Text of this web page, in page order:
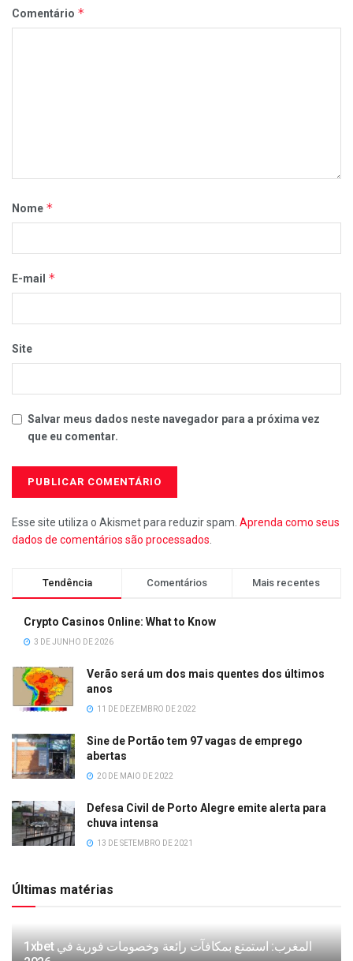
Comentário *
Nome *
E-mail *
Site
Salvar meus dados neste navegador para a próxima vez
que eu comentar.
Esse site utiliza o Akismet para reduzir spam. Aprenda como seus
dados de comentários são processados.
Tendência Comentários Mais recentes
Crypto Casinos Online: What to Know
3 DE JUNHO DE 2026
Verão será um dos mais quentes dos últimos
anos
11 DE DEZEMBRO DE 2022
Sine de Portão tem 97 vagas de emprego
abertas
20 DE MAIO DE 2022
Defesa Civil de Porto Alegre emite alerta para
chuva intensa
13 DE SETEMBRO DE 2021
Últimas matérias
1xbet المغرب: استمتع بمكافآت رائعة وخصومات فورية في